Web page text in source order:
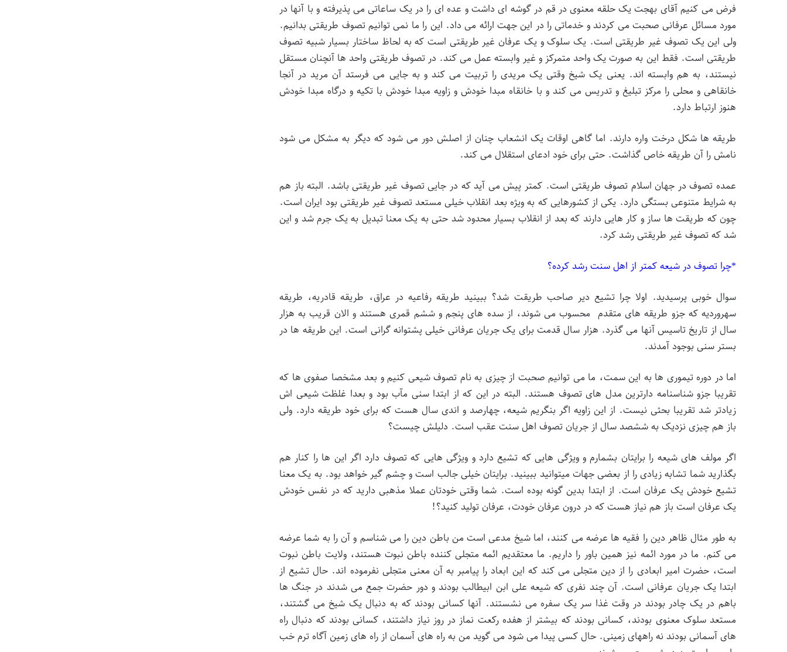
فرض می کنیم آقای بهجت یک حلقه معنوی در قم در گوشه ای داشت و عده ای را در یک ساعاتی می پذیرفته و با آنها در
مورد مسائل عرفانی صحبت می کردند و خدماتی را در این جهت ارائه می داد. این را ما نمی توانیم تصوف طریقتی بدانیم.
ولی این یک تصوف غیر طریقتی است. یک سلوک و یک عرفان غیر طریقتی است که به لحاظ ساختار بسیار شبیه تصوف
طریقتی است. فقط این به صورت یک واحد متمرکز و غیر وابسته عمل می کند. در تصوف طریقتی واحد ها آنچنان مستقل
نیستند، به هم وابسته اند. یعنی یک شیخ وقتی یک مریدی را تربیت می کند و به جایی می فرستد آن مرید در آنجا
خانقاهی و محلی را مرکز تبلیغ و تدریس می کند و با خانقاه مبدا خودش و زاویه مبدا خودش با تکیه و درگاه مبدا خودش
هنوز ارتباط دارد.
طریقه ها شکل درخت واره دارند. اما گاهی اوقات یک انشعاب چنان از اصلش دور می شود که دیگر به مشکل می شود
نامش را آن طریقه خاص گذاشت. حتی برای خود ادعای استقلال می کند.
عمده تصوف در جهان اسلام تصوف طریقتی است. کمتر پیش می آید که در جایی تصوف غیر طریقتی باشد. البته باز هم
به شرایط متنوعی بستگی دارد. یکی از کشورهایی که به ویژه بعد انقلاب خیلی مستعد تصوف غیر طریقتی بود ایران است.
چون که طریقت ها ساز و کار هایی دارند که بعد از انقلاب بسیار محدود شد حتی به یک معنا تبدیل به یک جرم شد و این
شد که تصوف غیر طریقتی رشد کرد.
*چرا تصوف در شیعه کمتر از اهل سنت رشد کرده؟
سوال خوبی پرسیدید. اولا چرا تشیع دیر صاحب طریقت شد؟ ببینید طریقه رفاعیه در عراق، طریقه قادریه، طریقه
سهروردیه که جزو طریقه های متقدم محسوب می شوند، از سده های پنجم و ششم قمری هستند و الان قریب به هزار
سال از تاریخ تاسیس آنها می گذرد. هزار سال قدمت برای یک جریان عرفانی خیلی پشتوانه گرانی است. این طریقه ها در
بستر سنی بوجود آمدند.
اما در دوره تیموری ها به این سمت، ما می توانیم صحبت از چیزی به نام تصوف شیعی کنیم و بعد مشخصا صفوی ها که
تقریبا جزو شناسنامه دارترین مدل های تصوف هستند. البته در این که از ابتدا سنی مآب بود و بعدا غلظت شیعی اش
زیادتر شد تقریبا بحثی نیست. از این زاویه اگر بنگریم شیعه، چهارصد و اندی سال هست که برای خود طریقه دارد. ولی
باز هم چیزی نزدیک به ششصد سال از جریان تصوف اهل سنت عقب است. دلیلش چیست؟
اگر مولف های شیعه را برایتان بشمارم و ویژگی هایی که تشیع دارد و ویژگی هایی که تصوف دارد اگر این ها را کنار هم
بگذارید شما تشابه زیادی را از بعضی جهات میتوانید ببینید. برایتان خیلی جالب است و چشم گیر خواهد بود. به یک معنا
تشیع خودش یک عرفان است. از ابتدا بدین گونه بوده است. شما وقتی خودتان عملا مذهبی دارید که در نفس خودش
یک عرفان است باز هم نیاز هست که در درون عرفان خودت، عرفان تولید کنید؟!
به طور مثال ظاهر دین را فقیه ها عرضه می کنند، اما شیخ مدعی است من باطن دین را می شناسم و آن را به شما عرضه
می کنم. ما در مورد ائمه نیز همین باور را داریم. ما معتقدیم ائمه متجلی کننده باطن نبوت هستند، ولایت باطن نبوت
است، حضرت امیر ابعادی را از دین متجلی می کند که این ابعاد را پیامبر به آن معنی متجلی نفرموده اند. حال تشیع از
ابتدا یک جریان عرفانی است. آن چند نفری که شیعه علی ابن ابیطالب بودند و دور حضرت جمع می شدند در جنگ ها
باهم در یک چادر بودند در وقت غذا سر یک سفره می نشستند. آنها کسانی بودند که به دنبال یک شیخ می گشتند،
مستعد سلوک معنوی بودند، کسانی بودند که بیشتر از هفده رکعت نماز در روز نیاز داشتند، کسانی بودند که دنبال راه
های آسمانی بودند نه راههای زمینی. حال کسی پیدا می شود می گوید من به راه های آسمان از راه های زمین آگاه ترم خب